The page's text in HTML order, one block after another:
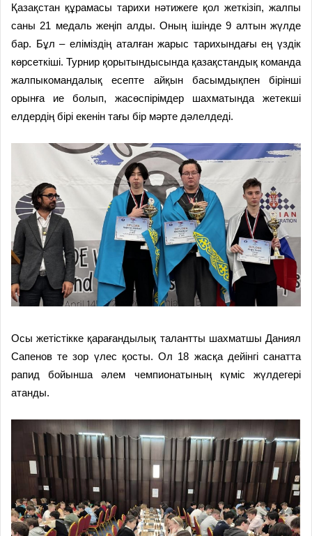
Қазақстан құрамасы тарихи нәтижеге қол жеткізіп, жалпы
саны 21 медаль жеңіп алды. Оның ішінде 9 алтын жүлде
бар. Бұл – еліміздің аталған жарыс тарихындағы ең үздік
көрсеткіші. Турнир қорытындысында қазақстандық команда
жалпыкомандалық есепте айқын басымдықпен бірінші
орынға ие болып, жасөспірімдер шахматында жетекші
елдердің бірі екенін тағы бір мәрте дәлелдеді.
Осы жетістікке қарағандылық талантты шахматшы Даниял
Сапенов те зор үлес қосты. Ол 18 жасқа дейінгі санатта
рапид бойынша әлем чемпионатының күміс жүлдегері
атанды.